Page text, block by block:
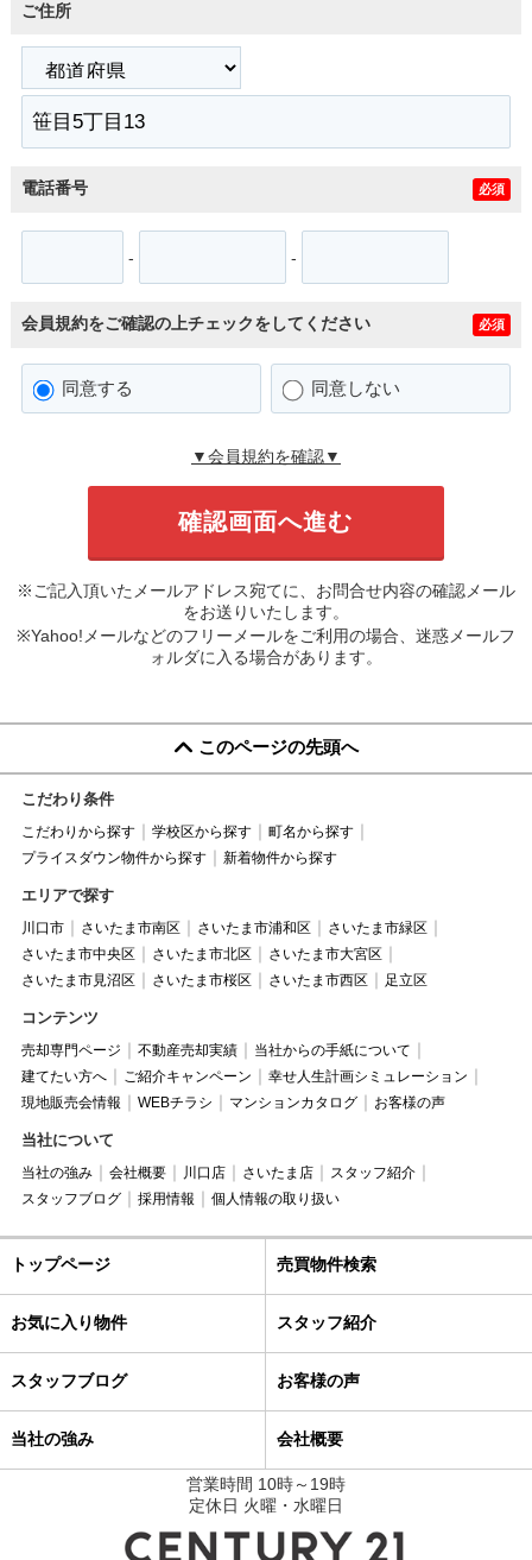
ご住所
電話番号 必須
- -
会員規約をご確認の上チェックをしてください 必須
同意する 同意しない
▼会員規約を確認▼
※ご記入頂いたメールアドレス宛てに、お問合せ内容の確認メール
をお送りいたします。
※Yahoo!メールなどのフリーメールをご利用の場合、迷惑メールフ
ォルダに入る場合があります。
このページの先頭へ
こだわり条件
こだわりから探す 学校区から探す
町名から探す
プライスダウン物件から探す
新着物件から探す
エリアで探す
川口市 さいたま市南区 さいたま市浦和区
さいたま市緑区
さいたま市中央区
さいたま市北区
さいたま市大宮区
さいたま市見沼区
さいたま市桜区 さいたま市西区 足立区
コンテンツ
売却専門ページ 不動産売却実績
当社からの手紙について
建てたい方へ
ご紹介キャンペーン
幸せ人生計画シミュレーション
現地販売会情報
WEBチラシ マンションカタログ お客様の声
当社について
当社の強み 会社概要 川口店 さいたま店
スタッフ紹介
スタッフブログ
採用情報 個人情報の取り扱い
トップページ 売買物件検索
お気に入り物件 スタッフ紹介
スタッフブログ お客様の声
当社の強み 会社概要
営業時間 10時～19時
定休日 火曜・水曜日